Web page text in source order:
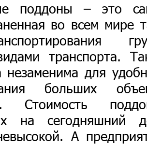
поддоны – это
во всем мире
транспорта.
незаменима для
больших
Стоимость
на сегодняшний
А